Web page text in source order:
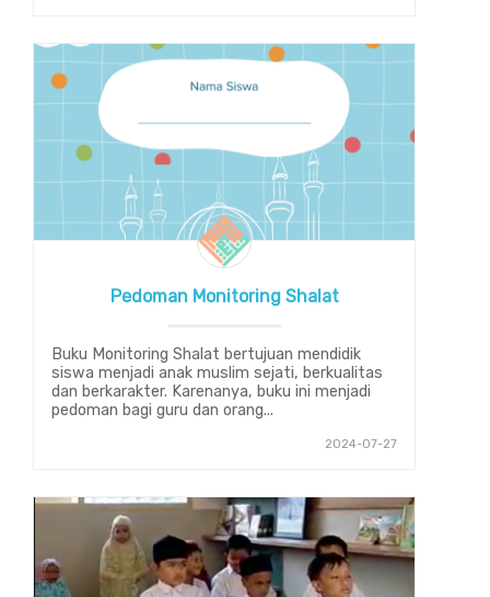
Pedoman Monitoring Shalat
Buku Monitoring Shalat bertujuan mendidik
siswa menjadi anak muslim sejati, berkualitas
dan berkarakter. Karenanya, buku ini menjadi
pedoman bagi guru dan orang...
2024-07-27